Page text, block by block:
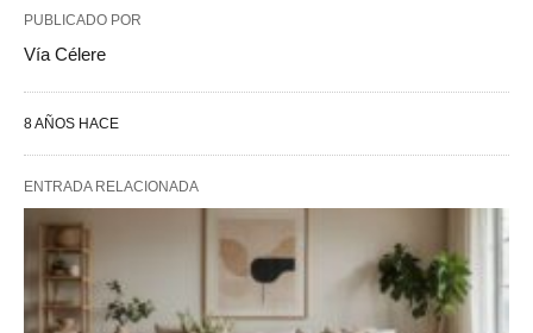
PUBLICADO POR
Vía Célere
8 AÑOS HACE
ENTRADA RELACIONADA